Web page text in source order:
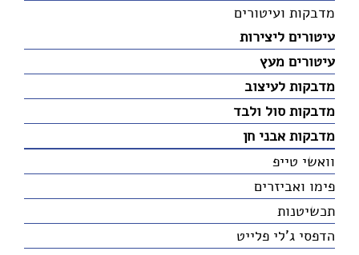
מדבקות ועיטורים
עיטורים ליצירות
עיטורים מעץ
מדבקות לעיצוב
מדבקות סול ולבד
מדבקות אבני חן
וואשי טייפ
פימו ואביזרים
תכשיטנות
הדפסי ג'לי פלייט